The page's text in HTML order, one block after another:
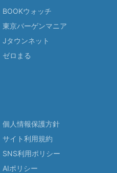
BOOKウォッチ
東京バーゲンマニア
Jタウンネット
ゼロまる
個人情報保護方針
サイト利用規約
SNS利用ポリシー
AIポリシー